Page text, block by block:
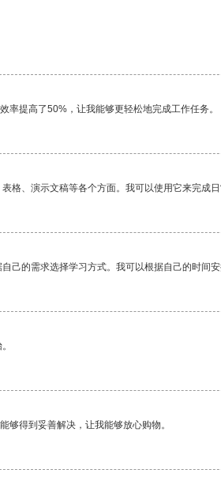
率提高了50%，让我能够更轻松地完成工作任务。
格、演示文稿等各个方面。我可以使用它来完成日
己的需求选择学习方式。我可以根据自己的时间安
够得到妥善解决，让我能够放心购物。